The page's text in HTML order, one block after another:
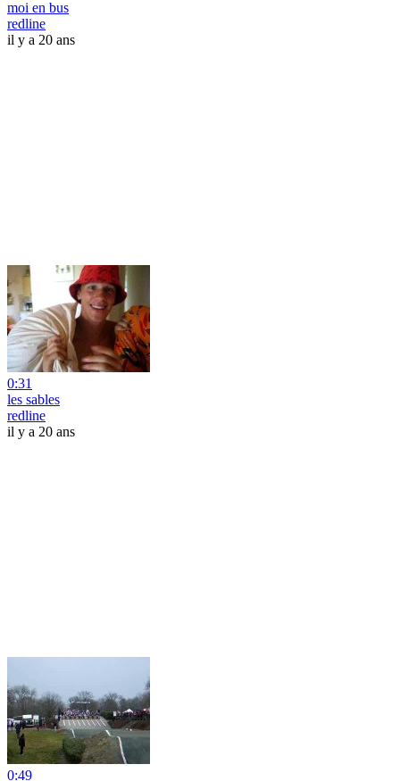
moi en bus
redline
il y a 20 ans
0:31
les sables
redline
il y a 20 ans
0:49